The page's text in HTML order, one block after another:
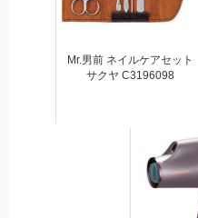
Mr.男前 ネイルケアセット
サクヤ C3196098